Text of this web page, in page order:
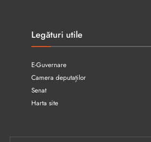
Legături utile
E-Guvernare
Camera deputaților
Senat
Harta site